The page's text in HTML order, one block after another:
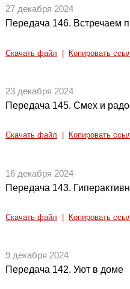
27 декабря 2024
Передача 146. Встречаем
Скачать файл Копировать
23 декабря 2024
Передача 145. Смех и
Скачать файл Копировать
16 декабря 2024
Передача 143.
Скачать файл Копировать
9 декабря 2024
Передача 142. Уют в доме